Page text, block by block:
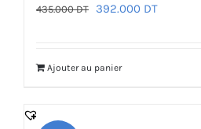
435.000DT Le
était :
392.000 DTLe
Ajouter au panier